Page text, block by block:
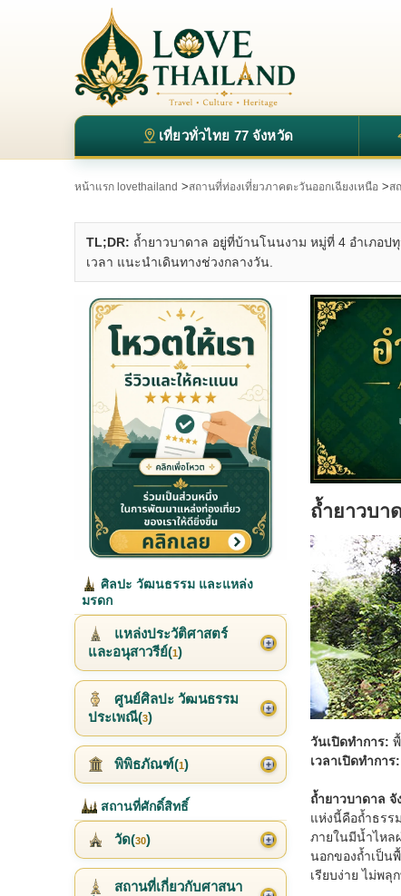
เที่ยวทั่วไทย 77 จังหวัด
หน้าแรก lovethailand >สถานที่ท่องเที่ยวภาคตะวันออกเฉียงเหนือ >ส
TL;DR: ถ้ำยาวบาดาล อยู่ที่บ้านโนนงาม หมู่ที่ 4 อำเภอ
เวลา แนะนำเดินทางช่วงกลางวัน.
ถ้ำยาวบา
วันเปิดทำการ:
เวลาเปิดทำการ:
ถ้ำยาวบาดาล
แห่งนี้คือถ้ำธรร
ภายในมีน้ำไหล
นอกของถ้ำเป็น
เรียบง่าย ไม่พ
ศิลปะ วัฒนธรรม และแหล่ง
มรดก
แหล่งประวัติศาสตร์
และอนุสาวรีย์(1)
ศูนย์ศิลปะ วัฒนธรรม
ประเพณี(3)
พิพิธภัณฑ์(1)
สถานที่ศักดิ์สิทธิ์
วัด(30)
สถานที่เกี่ยวกับศาสนา